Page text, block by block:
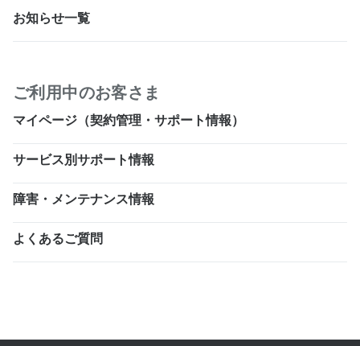
お知らせ一覧
ご利用中のお客さま
マイページ（契約管理・サポート情報）
サービス別サポート情報
障害・メンテナンス情報
よくあるご質問